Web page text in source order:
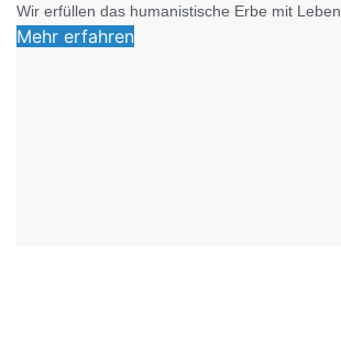
Wir erfüllen das humanistische Erbe mit Leben.
Mehr erfahren